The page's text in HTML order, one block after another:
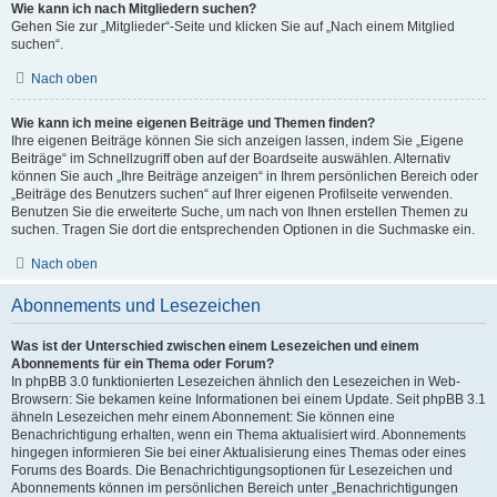
Wie kann ich nach Mitgliedern suchen?
Gehen Sie zur „Mitglieder“-Seite und klicken Sie auf „Nach einem Mitglied
suchen“.
Nach oben
Wie kann ich meine eigenen Beiträge und Themen finden?
Ihre eigenen Beiträge können Sie sich anzeigen lassen, indem Sie „Eigene
Beiträge“ im Schnellzugriff oben auf der Boardseite auswählen. Alternativ
können Sie auch „Ihre Beiträge anzeigen“ in Ihrem persönlichen Bereich oder
„Beiträge des Benutzers suchen“ auf Ihrer eigenen Profilseite verwenden.
Benutzen Sie die erweiterte Suche, um nach von Ihnen erstellen Themen zu
suchen. Tragen Sie dort die entsprechenden Optionen in die Suchmaske ein.
Nach oben
Abonnements und Lesezeichen
Was ist der Unterschied zwischen einem Lesezeichen und einem
Abonnements für ein Thema oder Forum?
In phpBB 3.0 funktionierten Lesezeichen ähnlich den Lesezeichen in Web-
Browsern: Sie bekamen keine Informationen bei einem Update. Seit phpBB 3.1
ähneln Lesezeichen mehr einem Abonnement: Sie können eine
Benachrichtigung erhalten, wenn ein Thema aktualisiert wird. Abonnements
hingegen informieren Sie bei einer Aktualisierung eines Themas oder eines
Forums des Boards. Die Benachrichtigungsoptionen für Lesezeichen und
Abonnements können im persönlichen Bereich unter „Benachrichtigungen